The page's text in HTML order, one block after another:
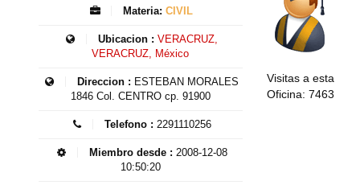
Materia: CIVIL
Ubicacion : VERACRUZ,
VERACRUZ, México
Direccion : ESTEBAN MORALES
1846 Col. CENTRO cp. 91900
Telefono : 2291110256
Miembro desde : 2008-12-08
10:50:20
Visitas a esta
Oficina: 7463